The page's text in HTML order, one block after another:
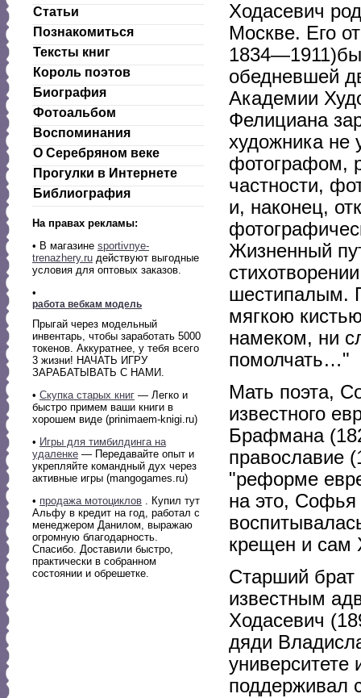
Статьи
Познакомиться
Тексты книг
Король поэтов
Биография
Фотоальбом
Воспоминания
О Серебряном веке
Прогулки в Интернете
Библиография
На правах рекламы:
• В магазине sportivnye-
trenazhery.ru действуют выгодные
условия для оптовых заказов.
•
работа вебкам модель
Прыгай через модельный
инвентарь, чтобы заработать 5000
токенов. Аккуратнее, у тебя всего
3 жизни! НАЧАТЬ ИГРУ
ЗАРАБАТЫВАТЬ С НАМИ.
• Скупка старых книг — Легко и
быстро примем ваши книги в
хорошем виде (prinimaem-knigi.ru)
• Игры для тимбилдинга на
удаленке — Передавайте опыт и
укрепляйте командный дух через
активные игры (mangogames.ru)
• продажа мотоциклов . Купил тут
Альфу в кредит на год, работал с
менеджером Данилом, выражаю
огромную благодарность.
Спасибо. Доставили быстро,
практически в собранном
состоянии и обрешетке.
Ходасевич
Москве. Его
обедневшей
Академии
Фелициана
художника не
фотографом,
частности,
и, наконец,
Жизненный
шестипалым.
мягкою
намеком, ни
помолчать…"
Мать поэта,
известного
Брафмана
православие
"реформе
на это,
крещен и сам
Старший
известным
Ходасевич
дяди
поддерживал